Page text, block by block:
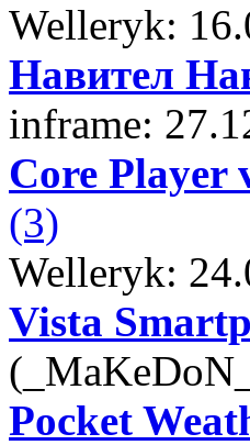
Welleryk:
Навител
inframe:
Core Player
(3)
Welleryk:
Vista
Pocket